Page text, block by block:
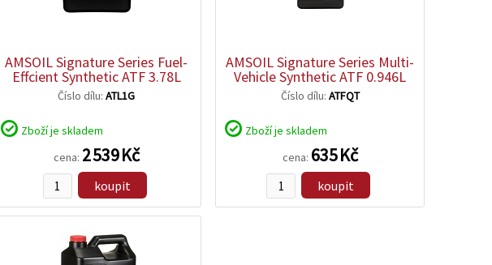
AMSOIL Signature Series Fuel-
Effcient Synthetic ATF 3.78L
cena: 2 539 Kč
Číslo dílu:ATL1G
koupit
Zboží je skladem
AMSOIL Signature Series Multi-
Vehicle Synthetic ATF 0.946L
cena: 635 Kč
Číslo dílu: ATFQT
koupit
Zboží je skladem
zobrazit